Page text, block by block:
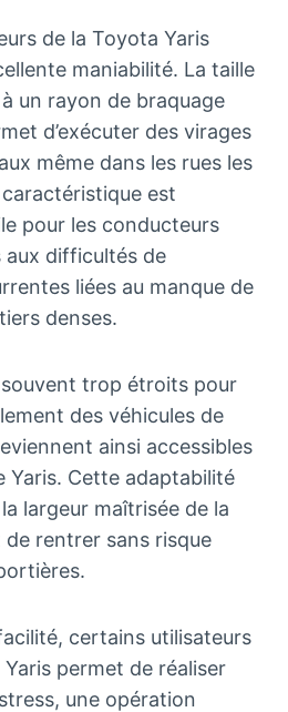
de la Toyota Yaris
maniabilité. La taille
un rayon de braquage
d’exécuter des virages
même dans les rues les
est
pour les conducteurs
difficultés de
liées au manque de
denses.
trop étroits pour
des véhicules de
ainsi accessibles
Yaris. Cette adaptabilité
largeur maîtrisée de la
rentrer sans risque
certains utilisateurs
permet de réaliser
une opération